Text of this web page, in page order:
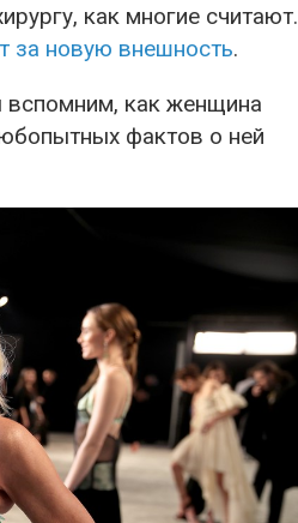
как многие считают.
за новую внешность.
вспомним, как женщина
фактов о ней